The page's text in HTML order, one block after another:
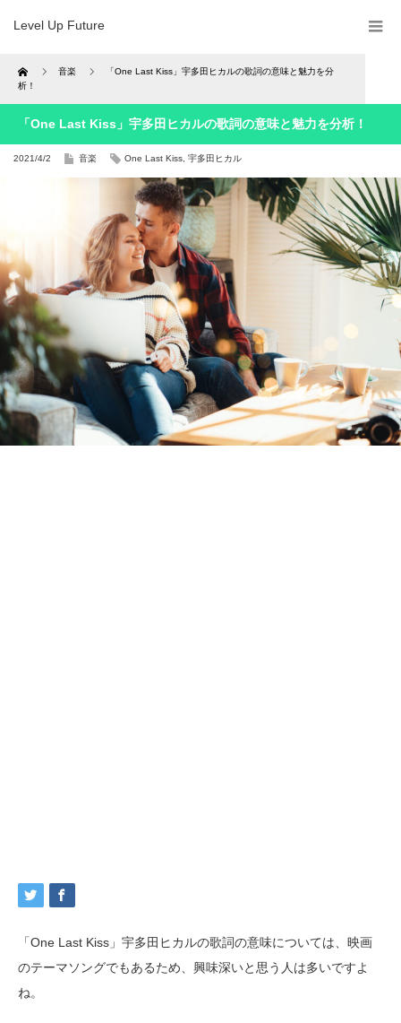
Level Up Future
Home 音楽
「One Last Kiss」宇多田ヒカルの歌詞の意味と魅力を分
析！
「One Last Kiss」宇多田ヒカルの歌詞の意味と魅力を分析！
2021/4/2 音楽 One Last Kiss 宇多田ヒカル
「One Last Kiss」宇多田ヒカルの歌詞の意味については、映画
のテーマソングでもあるため、興味深いと思う人は多いですよ
ね。